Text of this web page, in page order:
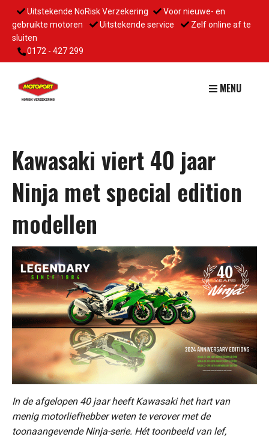
Uitstekende NoRisk Verzekering
Voor nieuwe- en
gebruikte motoren
Uitstekende service
Zelf online af te
sluiten
0172 - 427 299
MENU
Kawasaki viert 40 jaar
Ninja met special edition
modellen
In de afgelopen 40 jaar heeft Kawasaki het hart van
menig motorliefhebber weten te verover met de
toonaangevende Ninja-serie. Hét toonbeeld van lef,